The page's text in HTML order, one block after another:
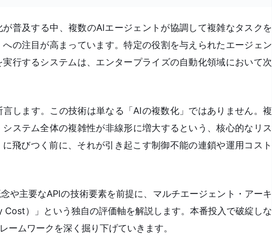
普及する中、複数のAIエージェントが協調して複雑なタスクを
の注目が高まっています。特定の役割を与えられたエージェン
行するシステムは、エンタープライズの自動化領域において次
します。この技術は単なる「AIの複数化」ではありません。複
ステム全体の複雑性が非線形に増大するという、核心的なリス
飛びつく前に、それが引き起こす制御不能の連鎖や運用コスト
や主要なAPIの技術要素を前提に、マルチエージェント・アーキ
）」という独自の評価軸を解説します。本番投入で破綻しな
ームワークを深く掘り下げていきます。